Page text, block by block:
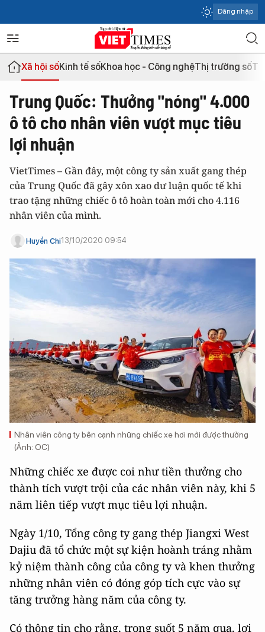
Đăng nhập
Xã hội sốKinh tế sốKhoa học - Công nghệThị trường số
Trung Quốc: Thưởng "nóng" 4.000
ô tô cho nhân viên vượt mục tiêu
lợi nhuận
VietTimes – Gần đây, một công ty sản xuất gang thép
của Trung Quốc đã gây xôn xao dư luận quốc tế khi
trao tặng những chiếc ô tô hoàn toàn mới cho 4.116
nhân viên của mình.
Huyền Chi13/10/2020 09:54
Nhân viên công ty bên cạnh những chiếc xe hơi mới được thưởng
(Ảnh: OC)
Những chiếc xe được coi như tiền thưởng cho
thành tích vượt trội của các nhân viên này, khi 5
năm liên tiếp vượt mục tiêu lợi nhuận.
Ngày 1/10, Tổng công ty gang thép Jiangxi West
Dajiu đã tổ chức một sự kiện hoành tráng nhằm
kỷ niệm thành công của công ty và khen thưởng
những nhân viên có đóng góp tích cực vào sự
tăng trưởng hàng năm của công ty.
Có thông tin cho rằng, trong suốt 5 năm qua, lợi